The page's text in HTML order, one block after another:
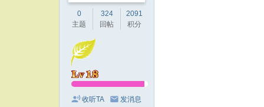
0
主题
324
回帖
2091
积分
收听TA 发消息